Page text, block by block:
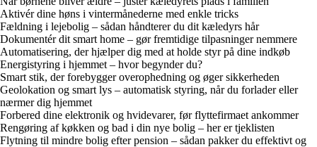
Aktivér dine høns i vintermånederne med enkle tricks
Fældning i lejebolig – sådan håndterer du dit kæledyrs hår
Dokumentér dit smart home – gør fremtidige tilpasninger nemmere
Automatisering, der hjælper dig med at holde styr på dine indkøb
Energistyring i hjemmet – hvor begynder du?
Smart stik, der forebygger overophedning og øger sikkerheden
Geolokation og smart lys – automatisk styring, når du forlader eller
nærmer dig hjemmet
Forbered dine elektronik og hvidevarer, før flyttefirmaet ankommer
Rengøring af køkken og bad i din nye bolig – her er tjeklisten
Flytning til mindre bolig efter pension – sådan pakker du effektivt og